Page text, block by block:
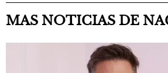
MAS NOTICIAS DE